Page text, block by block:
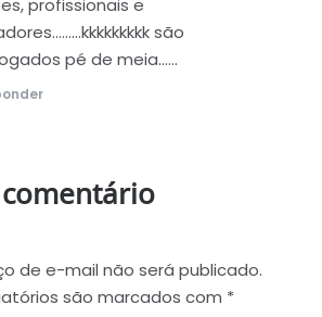
são
pé de meia……
de e-mail não será publicado.
são marcados com *